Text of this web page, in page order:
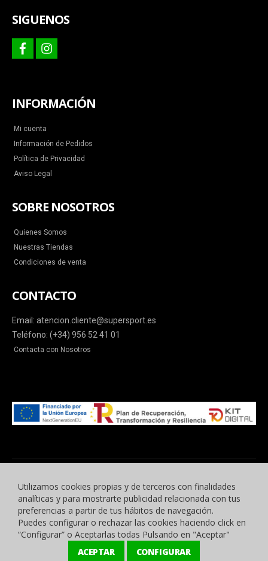
SIGUENOS
facebookinstagram
INFORMACIÓN
Mi cuenta
Información de Pedidos
Política de Privacidad
Aviso Legal
SOBRE NOSOTROS
Quienes Somos
Nuestras Tiendas
Condiciones de venta
CONTACTO
Email: atencion.cliente@supersport.es
Teléfono: (+34) 956 52 41 01
Contacta con Nosotros
© 2015 -2023 Benyben Ropa Deportiva. Todos los derechos reservados.
Utilizamos cookies propias y de terceros con finalidades
analíticas y para mostrarte publicidad relacionada con tus
preferencias a partir de tus hábitos de navegación.
Puedes configurar o rechazar las cookies haciendo click en
“Configurar” o Aceptarlas todas Pulsando en "Aceptar"
ACEPTAR
CONFIGURAR